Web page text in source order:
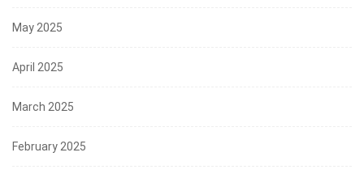
May 2025
April 2025
March 2025
February 2025